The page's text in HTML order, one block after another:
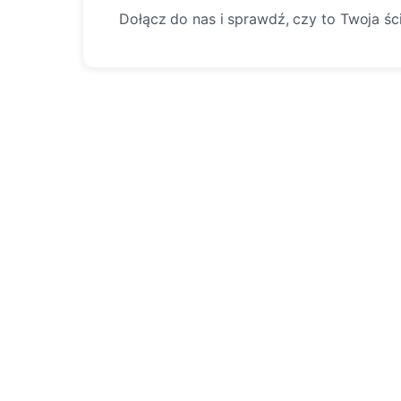
Dołącz do nas i sprawdź, czy to Twoja